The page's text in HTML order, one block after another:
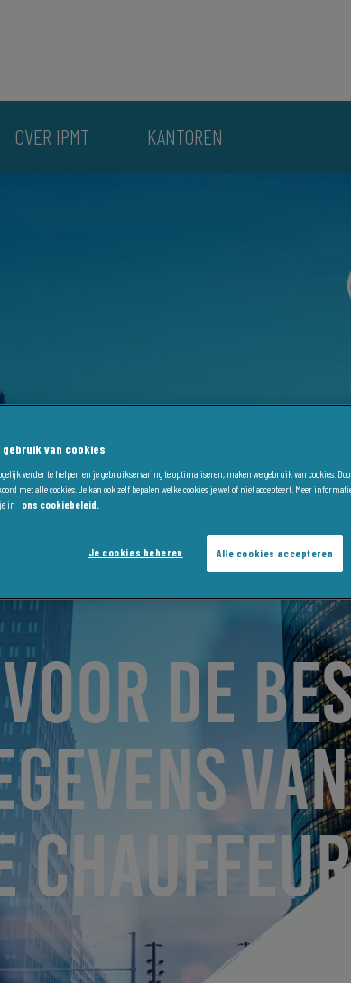
OVER IPMT KANTOREN
DE
van cookies
verder te helpen en je gebruikservaring te optimaliseren, maken we gebruik van cookies. Door
met alle cookies. Je kan ook zelf bepalen welke cookies je wel of niet accepteert. Meer
in
ons cookiebeleid.
Alle cookies accepteren
Je cookies beheren